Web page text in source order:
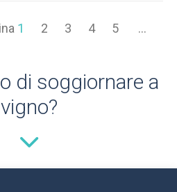
1 2 3 4 5 ...
di soggiornare a